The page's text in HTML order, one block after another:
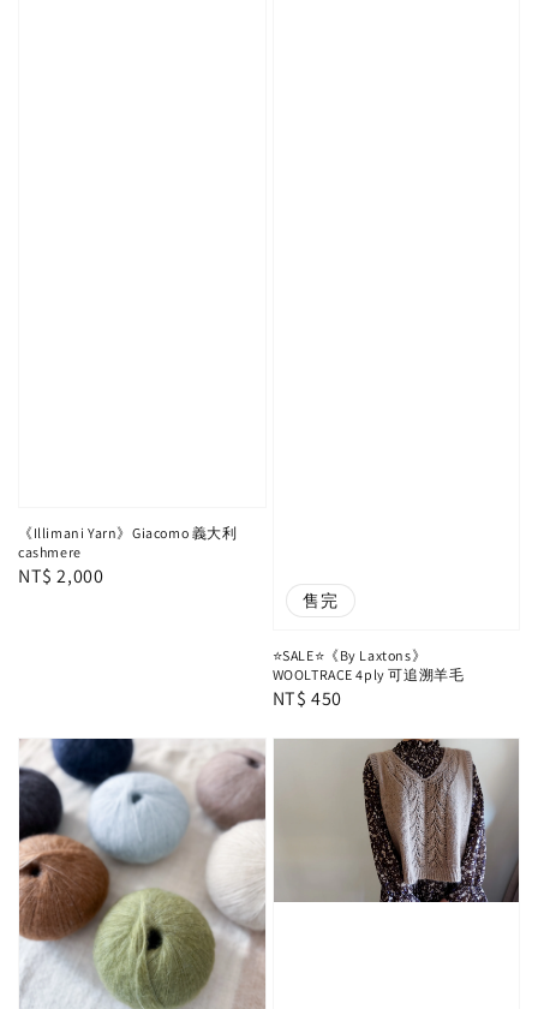
《Illimani Yarn》Giacomo 義大利
cashmere
Regular
NT$ 2,000
售完
⭐️SALE⭐️《By Laxtons》
WOOLTRACE 4ply 可追溯羊毛
Regular
NT$ 450